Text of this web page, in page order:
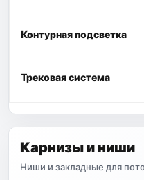
Контурная подсветка
Трековая система
Карнизы и ниши
Ниши и закладные для